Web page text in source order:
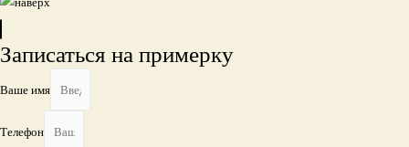
Записаться на примерку
Ваше имя
Телефон